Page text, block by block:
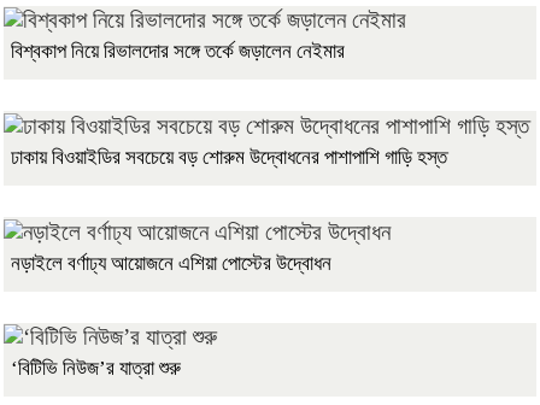
বিশ্বকাপ নিয়ে রিভালদোর সঙ্গে তর্কে জড়ালেন নেইমার
ঢাকায় বিওয়াইডির সবচেয়ে বড় শোরুম উদ্বোধনের পাশাপাশি গাড়ি হস্ত
নড়াইলে বর্ণাঢ্য আয়োজনে এশিয়া পোস্টের উদ্বোধন
‘বিটিভি নিউজ’র যাত্রা শুরু